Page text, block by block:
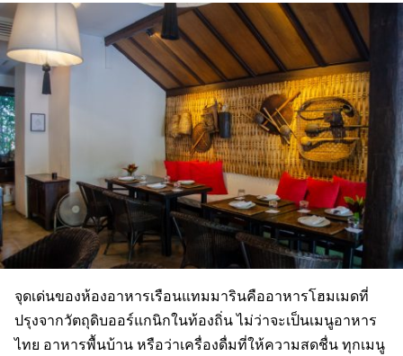
จุดเด่นของห้องอาหารเรือนแทมมารินคืออาหารโฮมเมดที่
ปรุงจากวัตถุดิบออร์แกนิกในท้องถิ่น ไม่ว่าจะเป็นเมนูอาหาร
ไทย อาหารพื้นบ้าน หรือว่าเครื่องดื่มที่ให้ความสดชื่น ทุกเมนู